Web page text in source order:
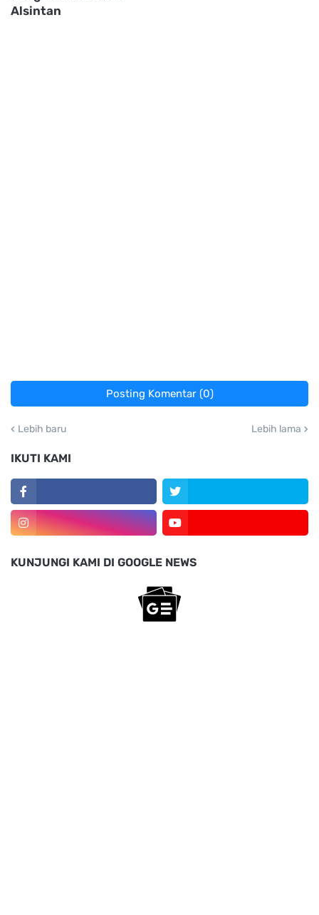
Alsintan
Posting Komentar (0)
Lebih baru Lebih lama
IKUTI KAMI
KUNJUNGI KAMI DI GOOGLE NEWS